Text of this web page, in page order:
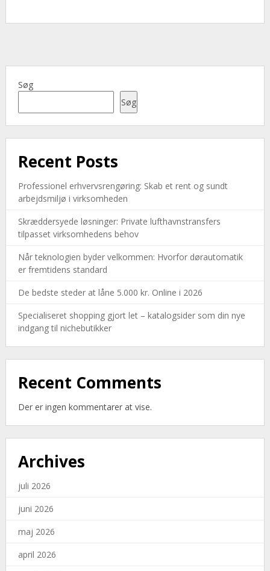
Søg
Søg
Recent Posts
Professionel erhvervsrengøring: Skab et rent og sundt
arbejdsmiljø i virksomheden
Skræddersyede løsninger: Private lufthavnstransfers
tilpasset virksomhedens behov
Når teknologien byder velkommen: Hvorfor dørautomatik
er fremtidens standard
De bedste steder at låne 5.000 kr. Online i 2026
Specialiseret shopping gjort let – katalogsider som din nye
indgang til nichebutikker
Recent Comments
Der er ingen kommentarer at vise.
Archives
juli 2026
juni 2026
maj 2026
april 2026